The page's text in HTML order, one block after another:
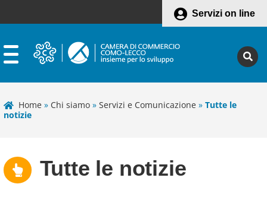
Servizi on line
Home » Chi siamo » Servizi e Comunicazione » Tutte le
notizie
Tutte le notizie